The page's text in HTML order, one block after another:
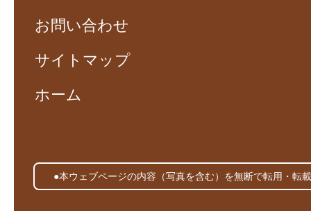
お問い合わせ
サイトマップ
ホーム
●本ウェブページの内容（写真を含む）を無断で転用・転